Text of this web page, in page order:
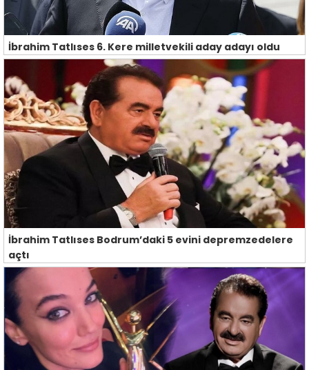
İbrahim Tatlıses 6. Kere milletvekili aday adayı oldu
İbrahim Tatlıses Bodrum’daki 5 evini depremzedelere
açtı